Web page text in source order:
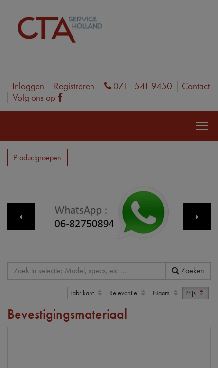
Inloggen Registreren Phone
071 - 541 9450
Contact
Volg ons op
Facebook
Productgroepen
Zoeken
Fabrikant Relevantie Naam Prijs
Bevestigingsmateriaal